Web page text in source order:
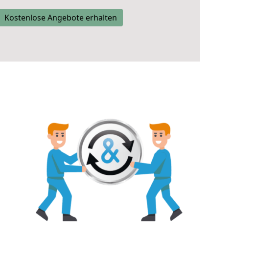
Kostenlose Angebote erhalten